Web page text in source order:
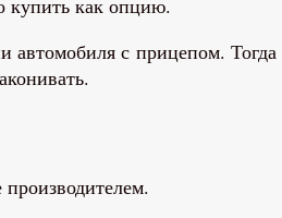
купить как опцию.
с прицепом.